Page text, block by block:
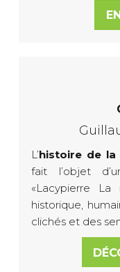
L’histoire de la
fait l’objet
«Lacypierre La
historique,
clichés et des